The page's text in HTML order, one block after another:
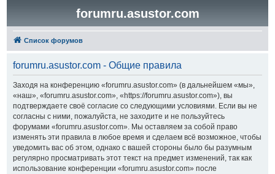
forumru.asustor.com
Список форумов
forumru.asustor.com - Общие правила
Заходя на конференцию «forumru.asustor.com» (в дальнейшем «мы»,
«наш», «forumru.asustor.com», «https://forumru.asustor.com»), вы
подтверждаете своё согласие со следующими условиями. Если вы не
согласны с ними, пожалуйста, не заходите и не пользуйтесь
форумами «forumru.asustor.com». Мы оставляем за собой право
изменять эти правила в любое время и сделаем всё возможное, чтобы
уведомить вас об этом, однако с вашей стороны было бы разумным
регулярно просматривать этот текст на предмет изменений, так как
использование конференции «forumru.asustor.com» после